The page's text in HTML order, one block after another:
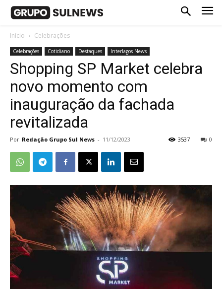
Início Celebrações
Celebrações Cotidiano Destaques Interlagos News
Shopping SP Market celebra
novo momento com
inauguração da fachada
revitalizada
Por Redação Grupo Sul News - 11/12/2023 0
3537